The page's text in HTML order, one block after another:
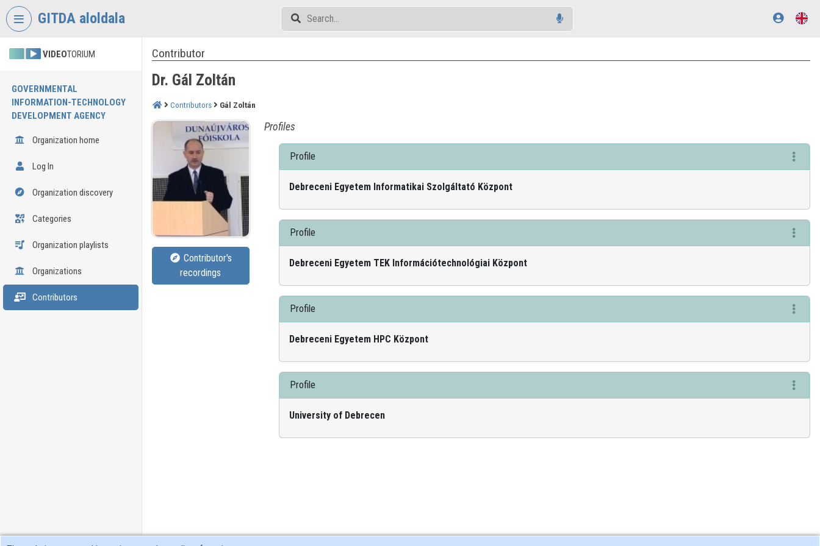
Skip header
GITDA aloldala
VIDEOTORIUM
GOVERNMENTAL
INFORMATION-TECHNOLOGY
DEVELOPMENT AGENCY
Organization home
Log In
Organization discovery
Categories
Organization playlists
Organizations
Contributors
Contributor
Dr. Gál Zoltán
Contributors Gál Zoltán
Contributor's
recordings
Profiles
Profile
Debreceni Egyetem Informatikai Szolgáltató Központ
Profile
Debreceni Egyetem TEK Információtechnológiai Központ
Profile
Debreceni Egyetem HPC Központ
Profile
University of Debrecen